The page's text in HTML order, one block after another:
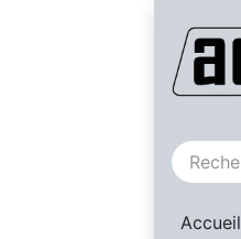
Accueil